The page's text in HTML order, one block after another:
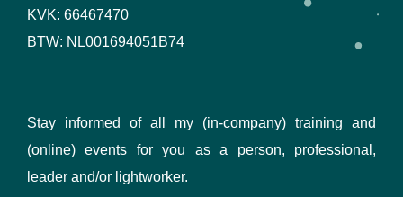
KVK: 66467470
BTW: NL001694051B74
Stay informed of all my (in-company) training and
(online) events for you as a person, professional,
leader and/or lightworker.